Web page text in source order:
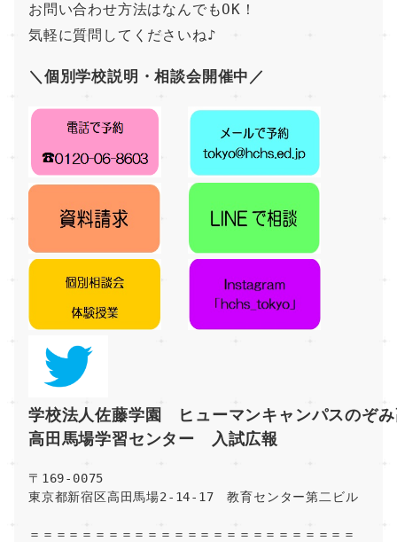
お問い合わせ方法はなんでもOK！
気軽に質問してくださいね♪
＼個別学校説明・相談会開催中／
学校法人佐藤学園　ヒューマンキャンパスのぞ
高田馬場学習センター　入試広報
〒169-0075
東京都新宿区高田馬場2-14-17　教育センター第二ビル
＝＝＝＝＝＝＝＝＝＝＝＝＝＝＝＝＝＝＝＝＝＝＝＝＝